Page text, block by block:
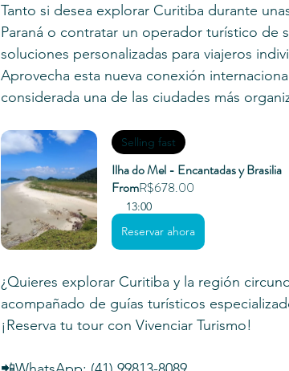
Tanto si desea explorar Curitiba durante
Paraná o contratar un operador turístico de
soluciones personalizadas para viajeros
Aprovecha esta nueva conexión
considerada una de las ciudades más
Selling fast
Ilha do Mel - Encantadas y Brasilia
FromR$678.00
13:00
Reservar ahora
¿Quieres explorar Curitiba y la región
acompañado de guías turísticos
¡Reserva tu tour con Vivenciar Turismo!